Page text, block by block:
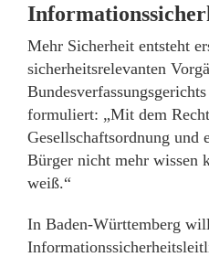
Mehr Sicherheit entsteht
sicherheitsrelevanten
formuliert: „Mit dem
Gesellschaftsordnung und
Bürger nicht mehr wissen
weiß.“
In Baden-Württemberg